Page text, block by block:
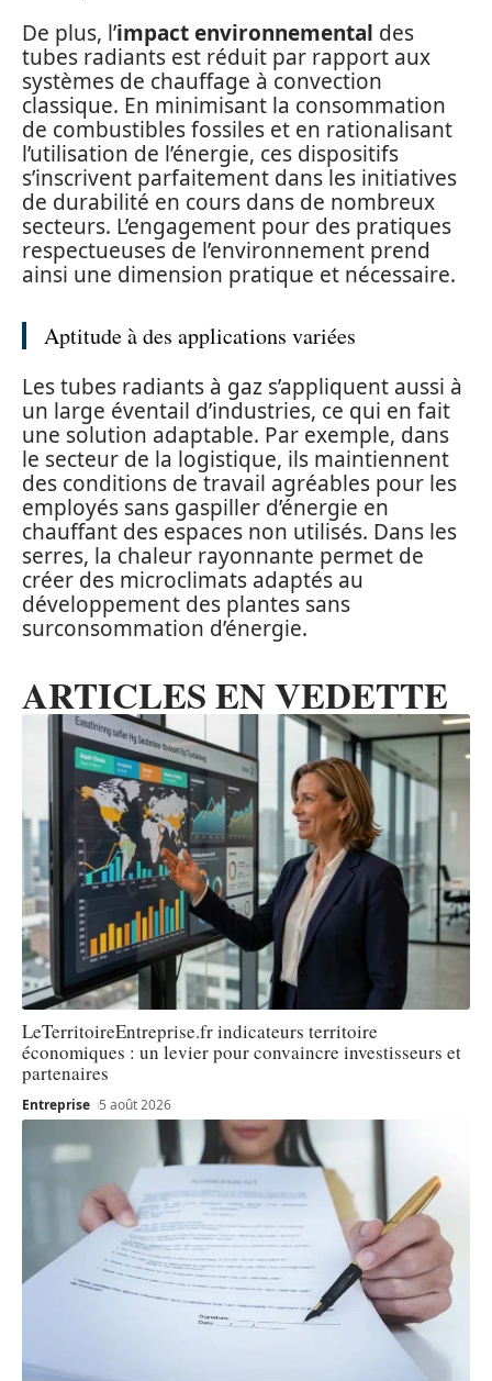
De plus, l’impact environnemental des
tubes radiants est réduit par rapport aux
systèmes de chauffage à convection
classique. En minimisant la consommation
de combustibles fossiles et en rationalisant
l’utilisation de l’énergie, ces dispositifs
s’inscrivent parfaitement dans les initiatives
de durabilité en cours dans de nombreux
secteurs. L’engagement pour des pratiques
respectueuses de l’environnement prend
ainsi une dimension pratique et nécessaire.
Aptitude à des applications variées
Les tubes radiants à gaz s’appliquent aussi à
un large éventail d’industries, ce qui en fait
une solution adaptable. Par exemple, dans
le secteur de la logistique, ils maintiennent
des conditions de travail agréables pour les
employés sans gaspiller d’énergie en
chauffant des espaces non utilisés. Dans les
serres, la chaleur rayonnante permet de
créer des microclimats adaptés au
développement des plantes sans
surconsommation d’énergie.
ARTICLES EN VEDETTE
LeTerritoireEntreprise.fr indicateurs territoire
économiques : un levier pour convaincre investisseurs et
partenaires
Entreprise 5 août 2026